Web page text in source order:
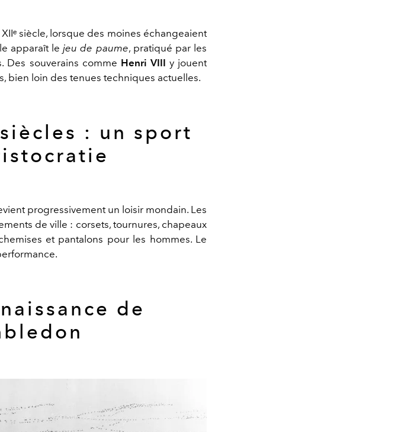
siècle, lorsque des moines échangeaient
apparaît lejeu de paume, pratiqué par les
Des souverains comme Henri VIII y jouent
bien loin des tenues techniques actuelles.
: un sport
progressivement un loisir mondain. Les
de ville : corsets, tournures, chapeaux
et pantalons pour les hommes. Le
de